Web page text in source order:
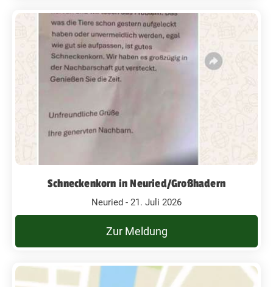
Schneckenkorn in Neuried/Großhadern
Neuried - 21. Juli 2026
Zur Meldung